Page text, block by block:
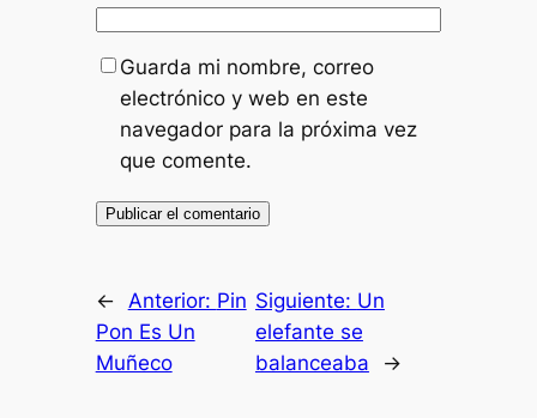
Guarda mi nombre, correo
electrónico y web en este
navegador para la próxima vez
que comente.
← Anterior: Pin
Pon Es Un
Muñeco
Siguiente: Un
elefante se
balanceaba
→